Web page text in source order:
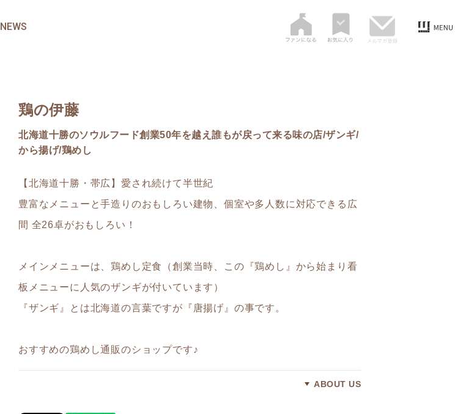
NEWS
鶏の伊藤
北海道十勝のソウルフード創業50年を越え誰もが戻って来る味の店/ザンギ/
から揚げ/鶏めし
【北海道十勝・帯広】愛され続けて半世紀
豊富なメニューと手造りのおもしろい建物、個室や多人数に対応できる広
間 全26卓がおもしろい！
メインメニューは、鶏めし定食（創業当時、この『鶏めし』から始まり看
板メニューに人気のザンギが付いています）
『ザンギ』とは北海道の言葉ですが『唐揚げ』の事です。
おすすめの鶏めし通販のショップです♪
ABOUT US